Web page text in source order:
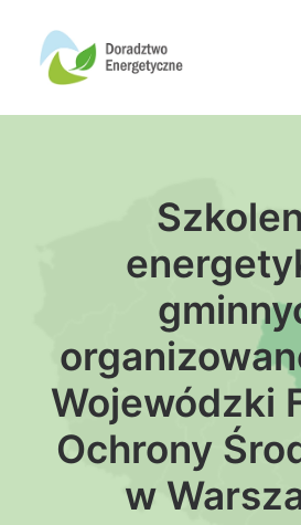
Oferta finansowania
Media
Kontakt
Wyszukiwanie
Wojewódzki
Ochrony
w